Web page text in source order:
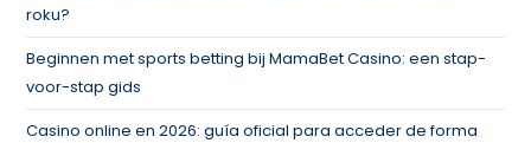
roku?
Beginnen met sports betting bij MamaBet Casino: een stap-
voor-stap gids
Casino online en 2026: guía oficial para acceder de forma